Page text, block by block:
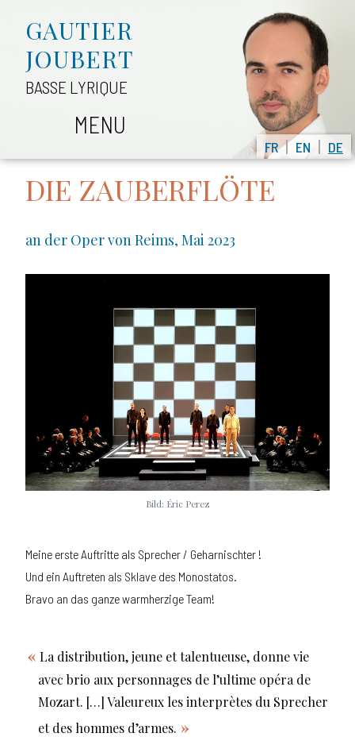
FR EN DE
GAUTIER
JOUBERT
BASSE LYRIQUE
MENU
DIE ZAUBERFLÖTE
an der Oper von Reims, Mai 2023
Bild: Éric Perez
Meine erste Auftritte als Sprecher / Geharnischter !
Und ein Auftreten als Sklave des Monostatos.
Bravo an das ganze warmherzige Team!
La distribution, jeune et talentueuse, donne vie
avec brio aux personnages de l’ultime opéra de
Mozart. […] Valeureux les interprètes du Sprecher
et des hommes d’armes.